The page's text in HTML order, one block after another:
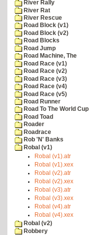
River Rally
River Rat
River Rescue
Road Block (v1)
Road Block (v2)
Road Blocks
Road Jump
Road Machine, The
Road Race (v1)
Road Race (v2)
Road Race (v3)
Road Race (v4)
Road Race (v5)
Road Runner
Road To The World Cup
Road Toad
Roader
Roadrace
Rob 'N' Banks
Robal (v1)
Robal (v1).atr
Robal (v1).xex
Robal (v2).atr
Robal (v2).xex
Robal (v3).atr
Robal (v3).xex
Robal (v4).atr
Robal (v4).xex
Robal (v2)
Robbery